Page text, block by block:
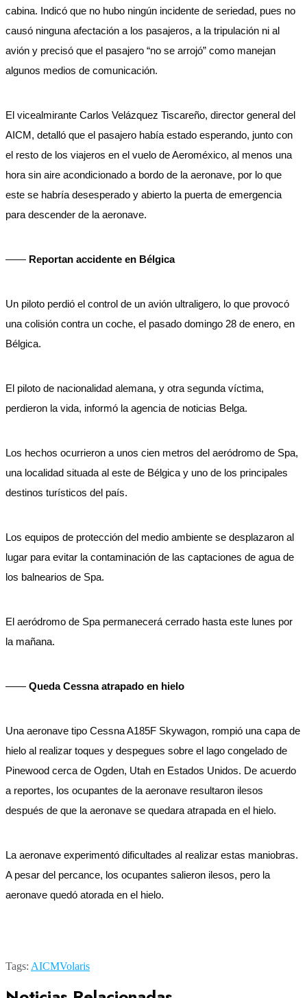
cabina. Indicó que no hubo ningún incidente de seriedad, pues no
causó ninguna afectación a los pasajeros, a la tripulación ni al
avión y precisó que el pasajero “no se arrojó” como manejan
algunos medios de comunicación.
El vicealmirante Carlos Velázquez Tiscareño, director general del
AICM, detalló que el pasajero había estado esperando, junto con
el resto de los viajeros en el vuelo de Aeroméxico, al menos una
hora sin aire acondicionado a bordo de la aeronave, por lo que
este se habría desesperado y abierto la puerta de emergencia
para descender de la aeronave.
—— Reportan accidente en Bélgica
Un piloto perdió el control de un avión ultraligero, lo que provocó
una colisión contra un coche, el pasado domingo 28 de enero, en
Bélgica.
El piloto de nacionalidad alemana, y otra segunda víctima,
perdieron la vida, informó la agencia de noticias Belga.
Los hechos ocurrieron a unos cien metros del aeródromo de Spa,
una localidad situada al este de Bélgica y uno de los principales
destinos turísticos del país.
Los equipos de protección del medio ambiente se desplazaron al
lugar para evitar la contaminación de las captaciones de agua de
los balnearios de Spa.
El aeródromo de Spa permanecerá cerrado hasta este lunes por
la mañana.
—— Queda Cessna atrapado en hielo
Una aeronave tipo Cessna A185F Skywagon, rompió una capa de
hielo al realizar toques y despegues sobre el lago congelado de
Pinewood cerca de Ogden, Utah en Estados Unidos. De acuerdo
a reportes, los ocupantes de la aeronave resultaron ilesos
después de que la aeronave se quedara atrapada en el hielo.
La aeronave experimentó dificultades al realizar estas maniobras.
A pesar del percance, los ocupantes salieron ilesos, pero la
aeronave quedó atorada en el hielo.
Tags: AICMVolaris